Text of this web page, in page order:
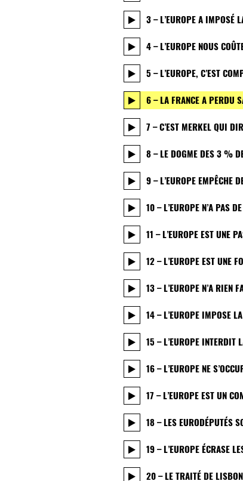
3 – L’EUROPE A IMPOSÉ
4 – L’EUROPE NOUS
5 – L’EUROPE, C’EST
6 – LA FRANCE A PERDU
7 – C’EST MERKEL QUI
8 – LE DOGME DES 3 %
9 – L’EUROPE EMPÊCHE
10 – L’EUROPE N’A PAS
11 – L’EUROPE EST UNE
12 – L’EUROPE EST UNE
13 – L’EUROPE N’A RIEN
14 – L’EUROPE IMPOSE
15 – L’EUROPE INTERDIT
16 – L’EUROPE NE
17 – L’EUROPE EST UN
18 – LES EURODÉPUTÉS
19 – L’EUROPE ÉCRASE
20 – LE TRAITÉ DE